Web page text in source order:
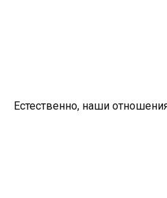
Естественно, наши